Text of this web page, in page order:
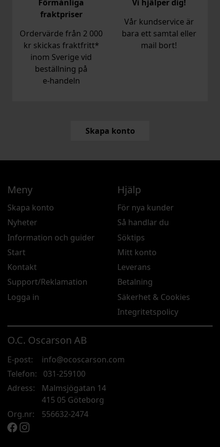
Förmånliga
fraktpriser
Ordervärde från 2 000
kr skickas fraktfritt*
inom Sverige vid
beställning på
e‑handeln
Vi hjälper dig!
Vår kundservice är
bara ett samtal eller
mail bort!
Skapa konto
O.C. Oscarson AB
E-post:
info@ocoscarson.com
Telefon:
031-259100
Adress:
Malmsjögatan 14
415 05 Göteborg
Org.nr:
556632-2474
Meny
Skapa konto
Nyheter
Information och guider
Start
Kontakt
Support/Reklamation
Logga in
Hjälp
För nya kunder
Så handlar du
Söktips
Mitt konto
Leverans
Betalning
Säkerhet & Cookies
Integritetspolicy